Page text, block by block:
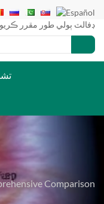
ڊفالٽ ٻولي طور مقرر ڪريو
Comparison